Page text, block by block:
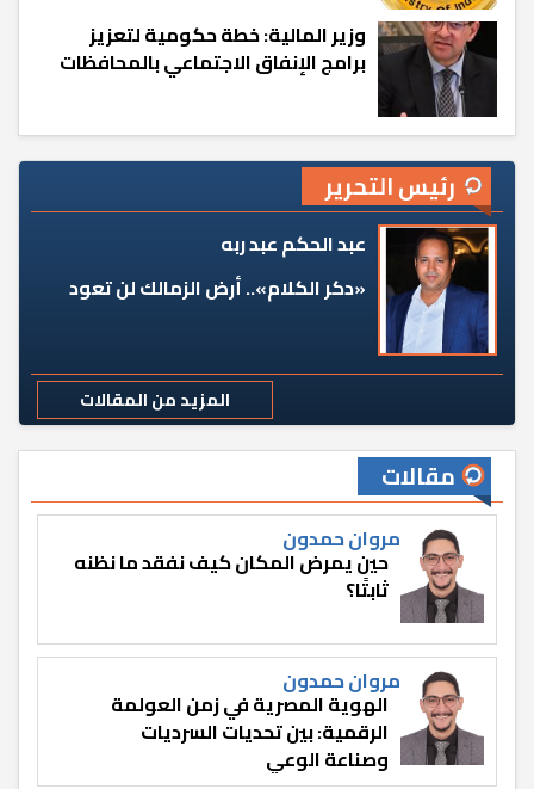
وزير المالية: خطة حكومية لتعزيز
برامج الإنفاق الاجتماعي بالمحافظات
رئيس التحرير
عبد الحكم عبد ربه
«دكر الكلام».. أرض الزمالك لن تعود
المزيد من المقالات
مقالات
مروان حمدون
حين يمرض المكان كيف نفقد ما نظنه
ثابتًا؟
مروان حمدون
الهوية المصرية في زمن العولمة
الرقمية: بين تحديات السرديات
وصناعة الوعي